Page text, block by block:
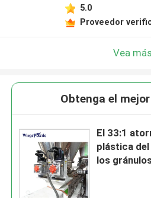
5.0
Proveedor
Vea más
Obtenga el
El 33:1
plástica
los